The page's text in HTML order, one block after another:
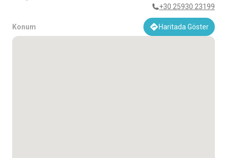
+30 25930 23199
Konum Haritada Göster